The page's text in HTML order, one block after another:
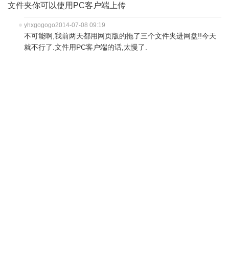
文件夹你可以使用PC客户端上传
yhxgogogo2014-07-08 09:19
不可能啊,我前两天都用网页版的拖了三个文件夹进网盘!!今天
就不行了.文件用PC客户端的话,太慢了.